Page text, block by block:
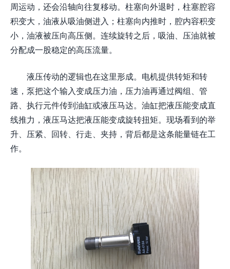
周运动，还会沿轴向往复移动。柱塞向外退时，柱塞腔容
积变大，油液从吸油侧进入；柱塞向内推时，腔内容积变
小，油液被压向高压侧。连续旋转之后，吸油、压油就被
分配成一股稳定的高压流量。
液压传动的逻辑也在这里形成。电机提供转矩和转
速，泵把这个输入变成压力油，压力油再通过阀组、管
路、执行元件传到油缸或液压马达。油缸把液压能变成直
线推力，液压马达把液压能变成旋转扭矩。现场看到的举
升、压紧、回转、行走、夹持，背后都是这条能量链在工
作。